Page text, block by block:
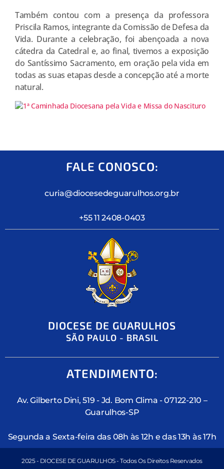
Também contou com a presença da professora
Priscila Ramos, integrante da Comissão de Defesa da
Vida. Durante a celebração, foi abençoada a nova
cátedra da Catedral e, ao final, tivemos a exposição
do Santíssimo Sacramento, em oração pela vida em
todas as suas etapas desde a concepção até a morte
natural.
FALE CONOSCO:
curia@diocesedeguarulhos.org.br
+55 11 2408-0403
DIOCESE DE GUARULHOS
SÃO PAULO - BRASIL
ATENDIMENTO:
Av. Gilberto Dini, 519 - Jd. Bom Clima - 07122-210 –
Guarulhos-SP
Segunda a Sexta-feira das 08h às 12h e das 13h às 17h
2025 - DIOCESE DE GUARULHOS - Todos Os Direitos Reservados